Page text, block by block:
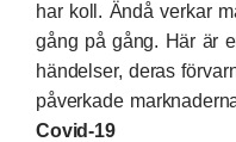
har koll. Ändå verkar
gång på gång. Här är
händelser, deras
påverkade
Covid-19